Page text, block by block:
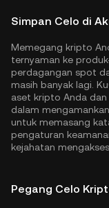
Simpan Celo di
Memegang kripto
ternyaman ke
perdagangan spot
masih banyak lagi.
aset kripto Anda
dalam
untuk memasang
pengaturan
kejahatan
Pegang Celo